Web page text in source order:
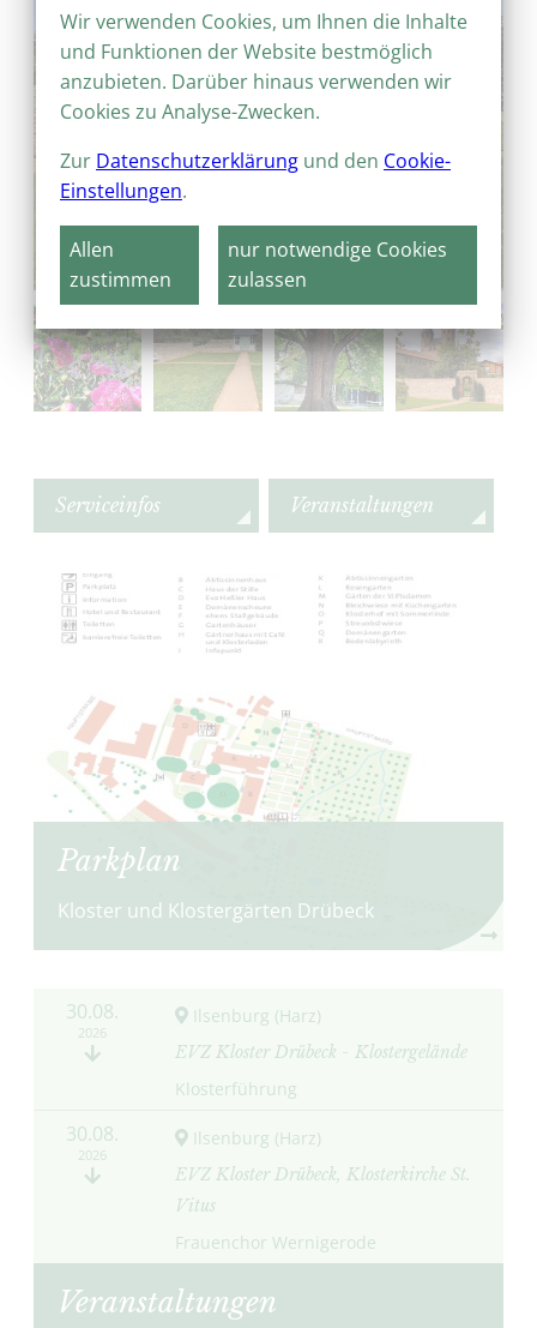
Serviceinfos Veranstaltungen
Parkplan
Kloster und Klostergärten Drübeck
30.08.
2026
Ilsenburg (Harz)
EVZ Kloster Drübeck - Klostergelände
Klosterführung
30.08.
2026
Ilsenburg (Harz)
EVZ Kloster Drübeck, Klosterkirche St.
Vitus
Frauenchor Wernigerode
Veranstaltungen
Wir verwenden Cookies, um Ihnen die Inhalte
und Funktionen der Website bestmöglich
anzubieten. Darüber hinaus verwenden wir
Cookies zu Analyse-Zwecken.
Zur Datenschutzerklärung und den Cookie-
Einstellungen.
Allen
zustimmen
nur notwendige Cookies
zulassen